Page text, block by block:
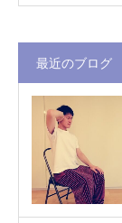
最近のブログ